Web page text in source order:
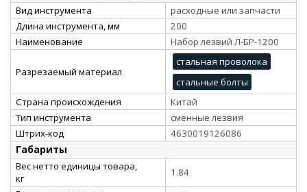
Вид инструмента
расходные или запчасти
Длина инструмента, мм
200
Наименование
Набор лезвий Л-БР-1200
Разрезаемый материал
стальная проволока
стальные болты
Страна происхождения
Китай
Тип инструмента
сменные лезвия
Штрих-код
4630019126086
Габариты
Вес нетто единицы товара,
кг
1.84